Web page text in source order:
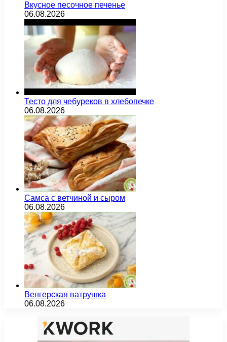
Вкусное песочное печенье
06.08.2026
Тесто для чебуреков в хлебопечке
06.08.2026
Самса с ветчиной и сыром
06.08.2026
Венгерская ватрушка
06.08.2026